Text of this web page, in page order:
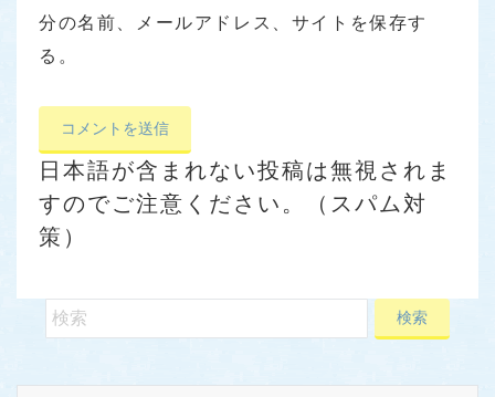
分の名前、メールアドレス、サイトを保存す
る。
日本語が含まれない投稿は無視されま
すのでご注意ください。（スパム対
策）